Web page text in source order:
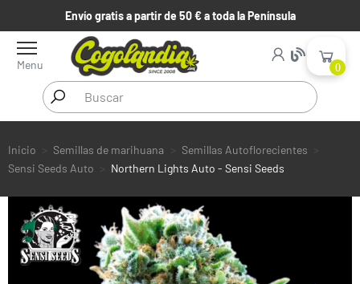
Envío gratis a partir de 50 € a toda la Península
Menu 0
Inicio Semillas de marihuana
Semillas Autoflorecientes
Sensi Seeds Auto
Northern Lights Auto - Sensi Seeds